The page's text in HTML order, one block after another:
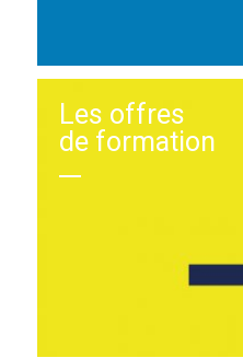
Les offres
de formation